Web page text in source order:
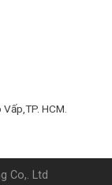
HCM.
Co,. Ltd